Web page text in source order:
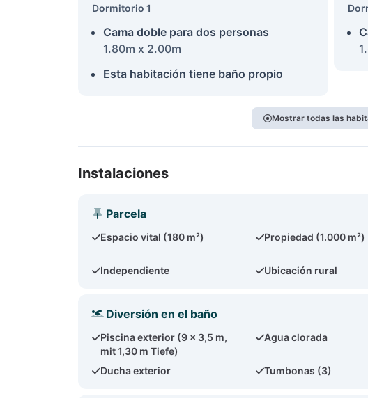
Dormitorio 1
Cama doble para dos personas
1.80m x 2.00m
Esta habitación tiene baño propio
Mostrar todas las
Instalaciones
Parcela
Espacio vital (180 m²) Propiedad (1.000 m²)
Independiente
Ubicación rural
Diversión en el baño
Piscina exterior (9 x 3,5 m,
mit 1,30 m Tiefe)
Agua clorada
Ducha exterior Tumbonas (3)